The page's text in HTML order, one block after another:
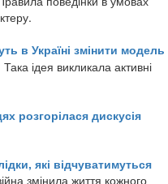
в Україні змінити модель
Така ідея викликала активні
розгорілася дискусія
які відчуватимуться
змінила життя кожного